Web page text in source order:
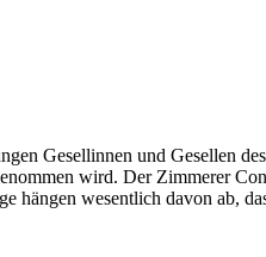
Gesellinnen und Gesellen
wird. Der Zimmerer
wesentlich davon ab,